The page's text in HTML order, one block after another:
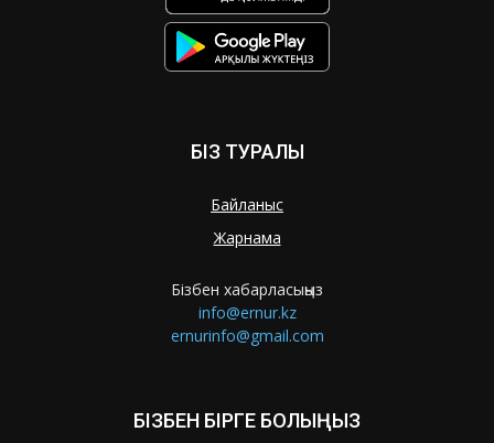
БІЗ ТУРАЛЫ
Байланыс
Жарнама
Бізбен хабарласыңыз
info@ernur.kz
ernurinfo@gmail.com
БІЗБЕН БІРГЕ БОЛЫҢЫЗ